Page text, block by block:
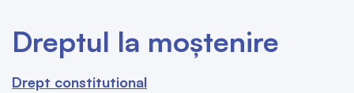
Dreptul la moștenire
Drept constitutional